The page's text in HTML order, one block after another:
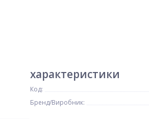
характеристики
Код:
Бренд/Виробник: